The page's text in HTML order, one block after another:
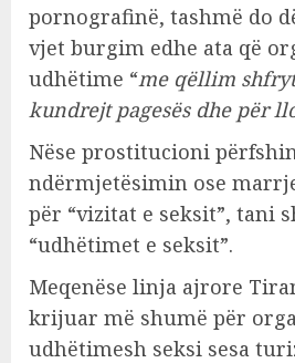
pornografinë, tashmë do
vjet burgim edhe ata që
udhëtime “me qëllim
kundrejt pagesës dhe për
Nëse prostitucioni
ndërmjetësimin ose
për “vizitat e seksit”, tani
“udhëtimet e seksit”.
Meqenëse linja ajrore
krijuar më shumë për
udhëtimesh seksi sesa